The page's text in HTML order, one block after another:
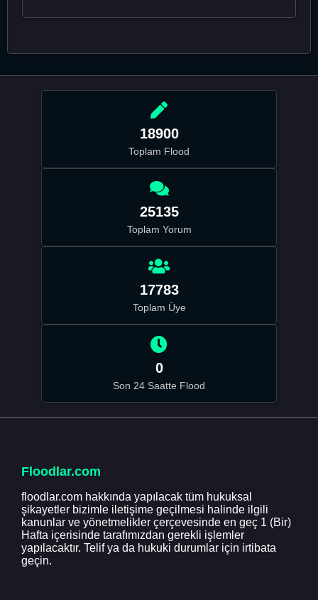
18900
Toplam Flood
25135
Toplam Yorum
17783
Toplam Üye
0
Son 24 Saatte Flood
Floodlar.com
floodlar.com hakkında yapılacak tüm hukuksal
şikayetler bizimle iletişime geçilmesi halinde ilgili
kanunlar ve yönetmelikler çerçevesinde en geç 1 (Bir)
Hafta içerisinde tarafımızdan gerekli işlemler
yapılacaktır. Telif ya da hukuki durumlar için irtibata
geçin.